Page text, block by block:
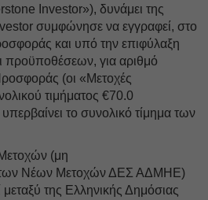
Investor»), δυνάμει της
συμφώνησε να εγγραφεί, στο
και υπό την επιφύλαξη
προϋποθέσεων, για αριθμό
(οι «Μετοχές
τιμήματος €70.0
το συνολικό τίμημα των
(μη
των Νέων Μετοχών ΔΕΣ ΑΔΜΗΕ)
μεταξύ της Ελληνικής Δημόσιας